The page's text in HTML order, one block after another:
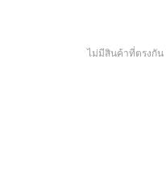
ไม่มีสินค้าที่ตรงกัน